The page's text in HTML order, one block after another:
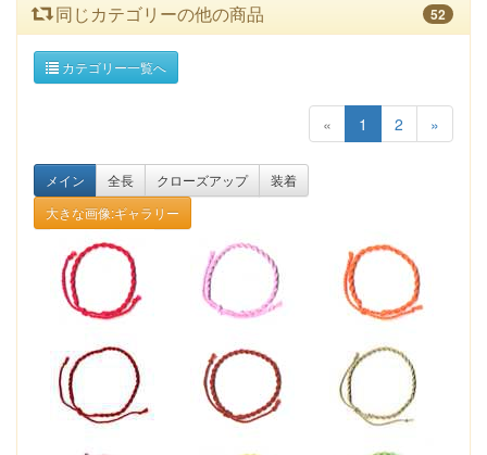
同じカテゴリーの他の商品 52
カテゴリー一覧へ
« 1 2 »
メイン 全長 クローズアップ
装着
大きな画像:ギャラリー